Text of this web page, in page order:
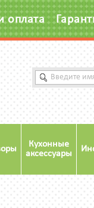
оплата
Кухонные
аксессуары